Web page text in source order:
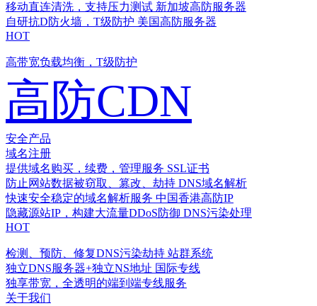
移动直连清洗，支持压力测试 新加坡高防服务器
自研抗D防火墙，T级防护 美国高防服务器
HOT
高带宽负载均衡，T级防护
高防CDN
安全产品
域名注册
提供域名购买，续费，管理服务 SSL证书
防止网站数据被窃取、篡改、劫持 DNS域名解析
快速安全稳定的域名解析服务 中国香港高防IP
隐藏源站IP，构建大流量DDoS防御 DNS污染处理
HOT
检测、预防、修复DNS污染劫持 站群系统
独立DNS服务器+独立NS地址 国际专线
独享带宽，全透明的端到端专线服务
关于我们